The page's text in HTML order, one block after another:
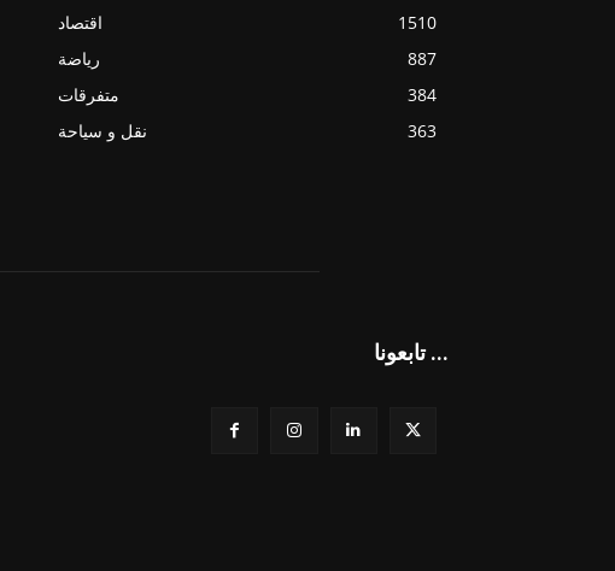
اقتصاد
1510
رياضة
887
متفرقات
384
نقل و سياحة
363
تابعونا ...